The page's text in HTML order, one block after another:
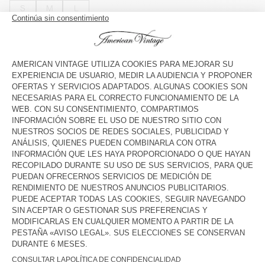
S M L
El maniquí mide 177 cm y lleva una talla S
INDISPONIBLE
VER DISPONIBILIDAD EN TIENDA
COMPRAR EL LOOK
DESCRIPCIÓN
TALLA Y CORTE